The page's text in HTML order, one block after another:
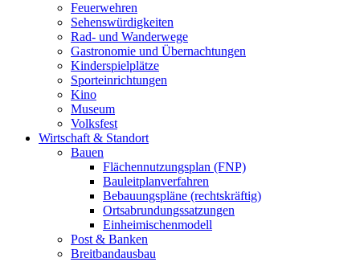
Feuerwehren
Sehenswürdigkeiten
Rad- und Wanderwege
Gastronomie und Übernachtungen
Kinderspielplätze
Sporteinrichtungen
Kino
Museum
Volksfest
Wirtschaft & Standort
Bauen
Flächennutzungsplan (FNP)
Bauleitplanverfahren
Bebauungspläne (rechtskräftig)
Ortsabrundungssatzungen
Einheimischenmodell
Post & Banken
Breitbandausbau